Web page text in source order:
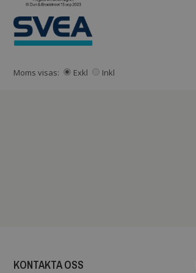
Moms visas: Exkl Inkl
KONTAKTA OSS